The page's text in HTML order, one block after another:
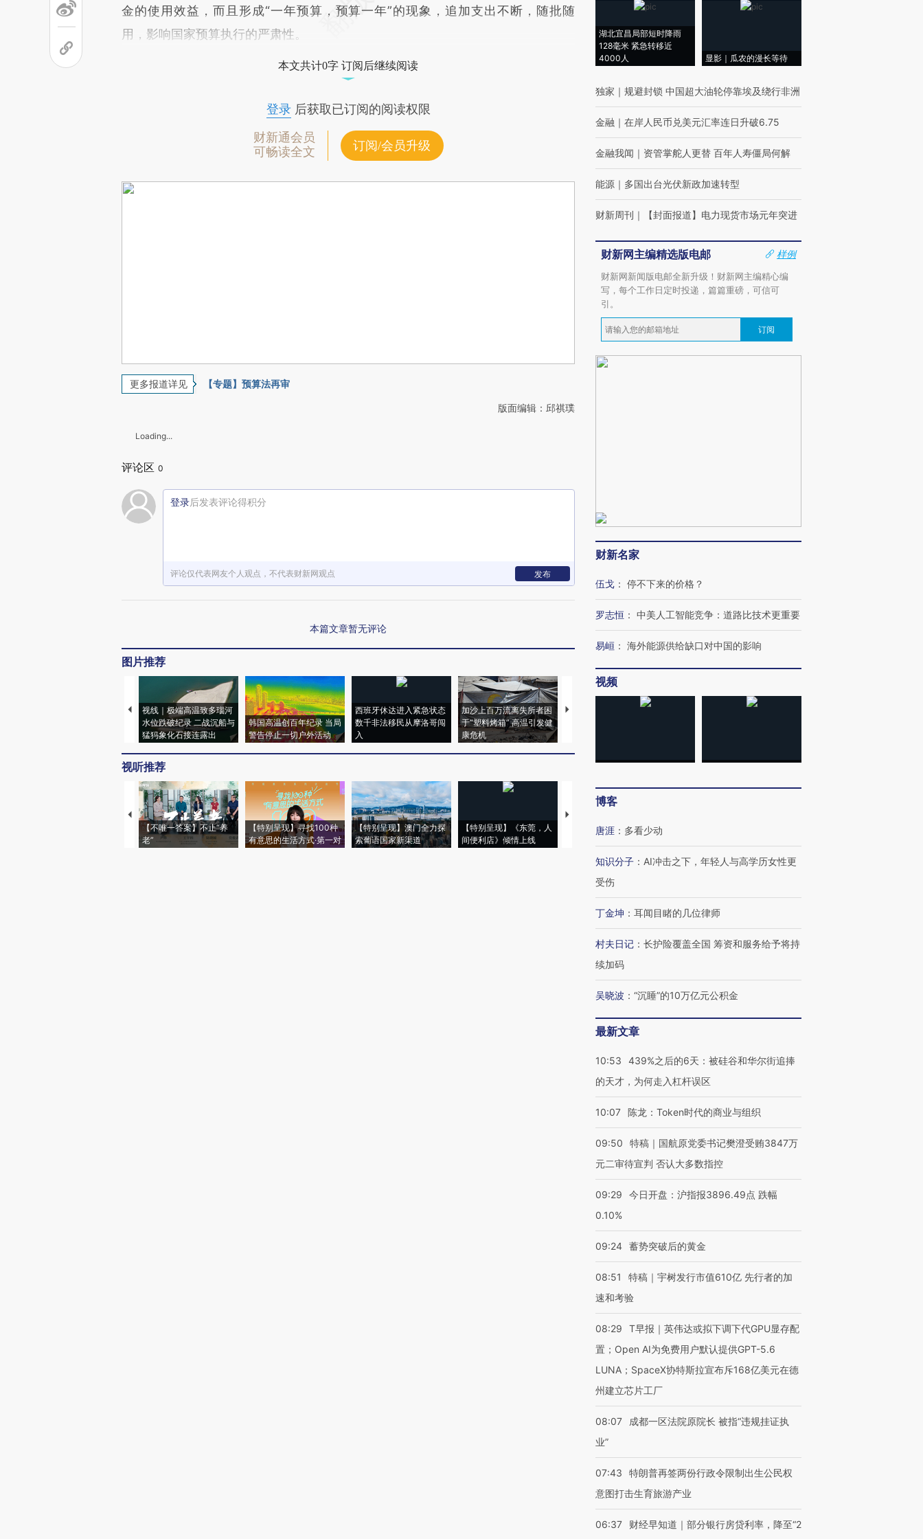
金的使用效益，而且形成“一年预算，预算一年”的现象，追加支出不断，随批随
用，影响国家预算执行的严肃性。
本文共计0字 订阅后继续阅读
登录后获取已订阅的阅读权限
财新通会员
可畅读全文
订阅/会员升级
更多报道详见 【专题】预算法再审
版面编辑：邱祺璞
Loading...
评论区 0
登录后发表评论得积分
评论仅代表网友个人观点，不代表财新网观点 发布
本篇文章暂无评论
图片推荐
视线｜极端高温致多瑙河
水位跌破纪录 二战沉船与
猛犸象化石接连露出
韩国高温创百年纪录 当局
警告停止一切户外活动
西班牙休达进入紧急状态
数千非法移民从摩洛哥闯
入
加沙上百万流离失所者困
于“塑料烤箱” 高温引发健
康危机
视线｜HYROX的吸金
马航飞行员跨国走私7万
视听推荐
【不唯一答案】不止“养
老”
【特别呈现】寻找100种
有意思的生活方式·第一对
【特别呈现】澳门全力探
索葡语国家新渠道
【特别呈现】《东莞，人
间便利店》倾情上线
【推广】走进第四届链博
会，让数智科技“链”接产
湖北宜昌局部短时降雨
128毫米 紧急转移近
4000人
显影｜瓜农的漫长等待
独家 ｜ 规避封锁 中国超大油轮停靠埃及绕行非洲
金融 ｜ 在岸人民币兑美元汇率连日升破6.75
金融我闻 ｜ 资管掌舵人更替 百年人寿僵局何解
能源 ｜ 多国出台光伏新政加速转型
财新周刊 ｜ 【封面报道】电力现货市场元年突进
财新网主编精选版电邮
样例
财新网新闻版电邮全新升级！财新网主编精心编
写，每个工作日定时投递，篇篇重磅，可信可
引。
订阅
财新名家
伍戈 ： 停不下来的价格？
罗志恒 ： 中美人工智能竞争：道路比技术更重要
易峘 ： 海外能源供给缺口对中国的影响
视频
博客
唐涯 ： 多看少动
知识分子 ： AI冲击之下，年轻人与高学历女性更
受伤
丁金坤 ： 耳闻目睹的几位律师
村夫日记 ： 长护险覆盖全国 筹资和服务给予将持
续加码
吴晓波 ： “沉睡”的10万亿元公积金
最新文章
10:53
439%之后的6天：被硅谷和华尔街追捧
的天才，为何走入杠杆误区
10:07 陈龙：Token时代的商业与组织
09:50
特稿｜国航原党委书记樊澄受贿3847万
元二审待宣判 否认大多数指控
09:29
今日开盘：沪指报3896.49点 跌幅
0.10%
09:24 蓄势突破后的黄金
08:51
特稿｜宇树发行市值610亿 先行者的加
速和考验
08:29
T早报｜英伟达或拟下调下代GPU显存配
置；Open AI为免费用户默认提供GPT-5.6
LUNA；SpaceX协特斯拉宣布斥168亿美元在德
州建立芯片工厂
08:07
成都一区法院原院长 被指“违规挂证执
业”
07:43
特朗普再签两份行政令限制出生公民权
意图打击生育旅游产业
06:37 财经早知道｜部分银行房贷利率，降至“2